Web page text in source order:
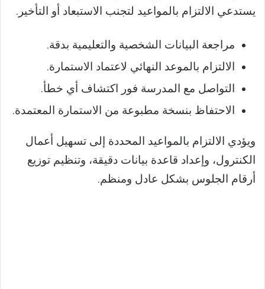
يستدعي الالتزام بالمواعيد لتجنب الاستبعاد أو التأخير.
مراجعة البيانات الشخصية والتعليمية بدقة.
الالتزام بالموعد النهائي لاعتماد الاستمارة.
التواصل مع المدرسة فور اكتشاف أي خطأ.
الاحتفاظ بنسخة مطبوعة من الاستمارة المعتمدة.
ويؤدي الالتزام بالمواعيد المحددة إلى تسهيل أعمال
الكنترول، وإعداد قاعدة بيانات دقيقة، وتنظيم توزيع
أرقام الجلوس بشكل عادل ومنظم.